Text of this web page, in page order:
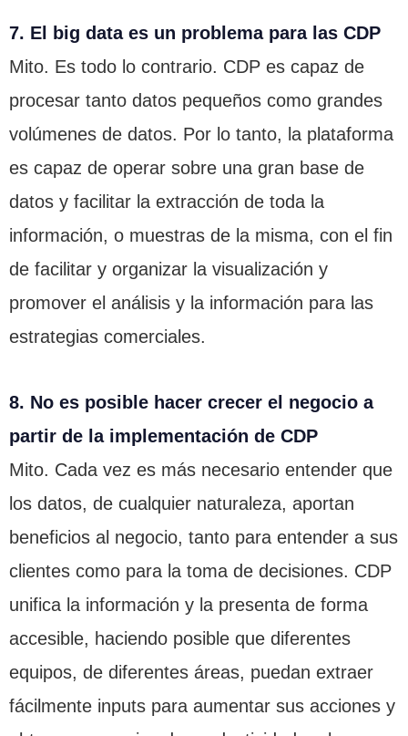
7. El big data es un problema para las CDP
Mito. Es todo lo contrario. CDP es capaz de
procesar tanto datos pequeños como grandes
volúmenes de datos. Por lo tanto, la plataforma
es capaz de operar sobre una gran base de
datos y facilitar la extracción de toda la
información, o muestras de la misma, con el fin
de facilitar y organizar la visualización y
promover el análisis y la información para las
estrategias comerciales.
8. No es posible hacer crecer el negocio a
partir de la implementación de CDP
Mito. Cada vez es más necesario entender que
los datos, de cualquier naturaleza, aportan
beneficios al negocio, tanto para entender a sus
clientes como para la toma de decisiones. CDP
unifica la información y la presenta de forma
accesible, haciendo posible que diferentes
equipos, de diferentes áreas, puedan extraer
fácilmente inputs para aumentar sus acciones y